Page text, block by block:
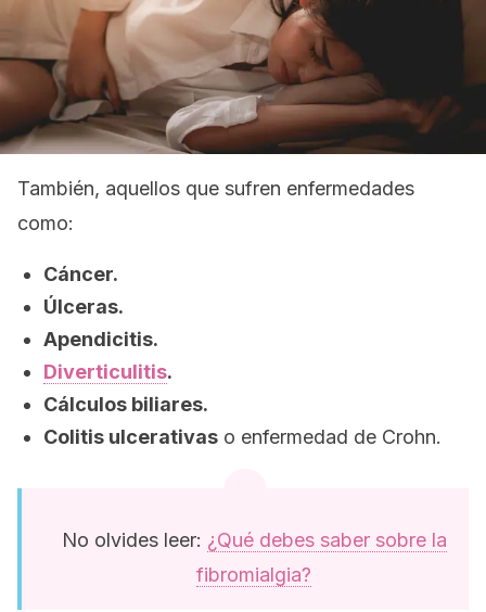
También, aquellos que sufren enfermedades
como:
Cáncer.
Úlceras.
Apendicitis.
Diverticulitis.
Cálculos biliares.
Colitis ulcerativas o enfermedad de Crohn.
No olvides leer: ¿Qué debes saber sobre la
fibromialgia?